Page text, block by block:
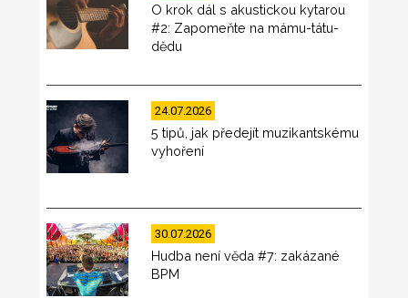
O krok dál s akustickou kytarou
#2: Zapomeňte na mámu-tátu-
dědu
24.07.2026
5 tipů, jak předejít muzikantskému
vyhoření
30.07.2026
Hudba není věda #7: zakázané
BPM